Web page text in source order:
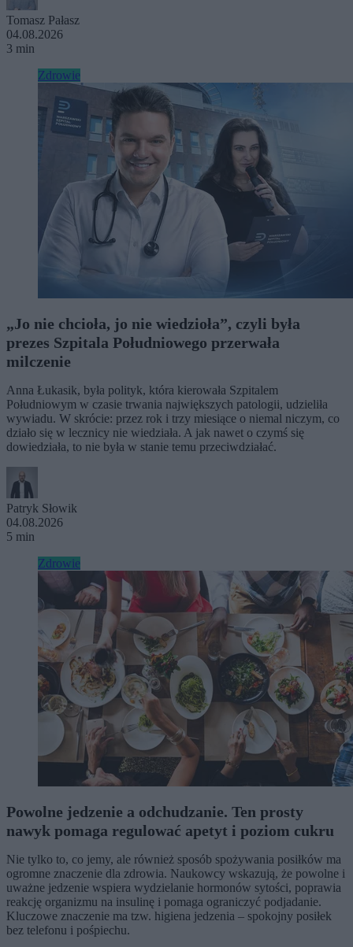
Tomasz Pałasz
04.08.2026
3 min
Zdrowie
„Jo nie chcioła, jo nie wiedzioła”, czyli była
prezes Szpitala Południowego przerwała
milczenie
Anna Łukasik, była polityk, która kierowała Szpitalem
Południowym w czasie trwania największych patologii, udzieliła
wywiadu. W skrócie: przez rok i trzy miesiące o niemal niczym, co
działo się w lecznicy nie wiedziała. A jak nawet o czymś się
dowiedziała, to nie była w stanie temu przeciwdziałać.
Patryk Słowik
04.08.2026
5 min
Zdrowie
Powolne jedzenie a odchudzanie. Ten prosty
nawyk pomaga regulować apetyt i poziom cukru
Nie tylko to, co jemy, ale również sposób spożywania posiłków ma
ogromne znaczenie dla zdrowia. Naukowcy wskazują, że powolne i
uważne jedzenie wspiera wydzielanie hormonów sytości, poprawia
reakcję organizmu na insulinę i pomaga ograniczyć podjadanie.
Kluczowe znaczenie ma tzw. higiena jedzenia – spokojny posiłek
bez telefonu i pośpiechu.